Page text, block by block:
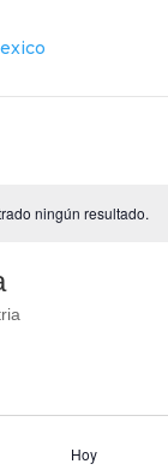
ningún resultado.
Hoy